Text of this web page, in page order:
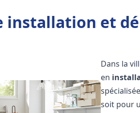
installation et
Dans la
en
soit pour